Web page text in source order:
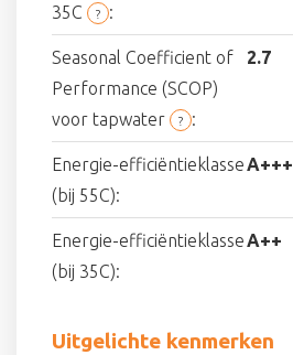
35C
? :
Seasonal Coefficient of
Performance (SCOP)
voor tapwater
? :
2.7
Energie-efficiëntieklasse
(bij 55C):
A+++
Energie-efficiëntieklasse
(bij 35C):
A++
Uitgelichte kenmerken